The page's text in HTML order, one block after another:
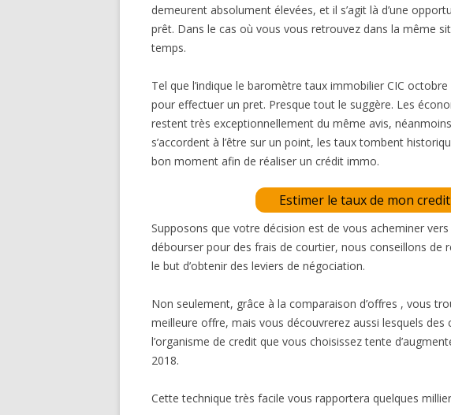
demeurent absolument élevées, et il s’agit là d’une
prêt. Dans le cas où vous vous retrouvez dans la même
temps.
Tel que l’indique le baromètre taux immobilier CIC
pour effectuer un pret. Presque tout le suggère. Les
restent très exceptionnellement du même avis,
s’accordent à l’être sur un point, les taux tombent
bon moment afin de réaliser un crédit immo.
Estimer le taux de mon
Supposons que votre décision est de vous acheminer
débourser pour des frais de courtier, nous conseillons de
le but d’obtenir des leviers de négociation.
Non seulement, grâce à la comparaison d’offres , vous
meilleure offre, mais vous découvrerez aussi lesquels
l’organisme de credit que vous choisissez tente
2018.
Cette technique très facile vous rapportera quelques